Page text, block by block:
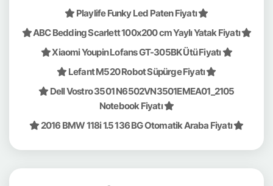
Playlife Funky Led Paten Fiyatı
ABC Bedding Scarlett 100x200 cm Yaylı Yatak Fiyatı
Xiaomi Youpin Lofans GT-305BK Ütü Fiyatı
Lefant M520 Robot Süpürge Fiyatı
Dell Vostro 3501 N6502VN3501EMEA01_2105
Notebook Fiyatı
2016 BMW 118i 1.5 136 BG Otomatik Araba Fiyatı